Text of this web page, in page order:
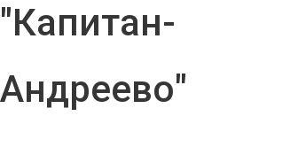
"Капитан-
Андреево"